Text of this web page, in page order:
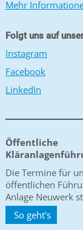
Mehr
Folgt uns auf
Instagram
Facebook
LinkedIn
Öffentliche
Die Termine für
öffentlichen
Anlage Neuwerk
So geht's